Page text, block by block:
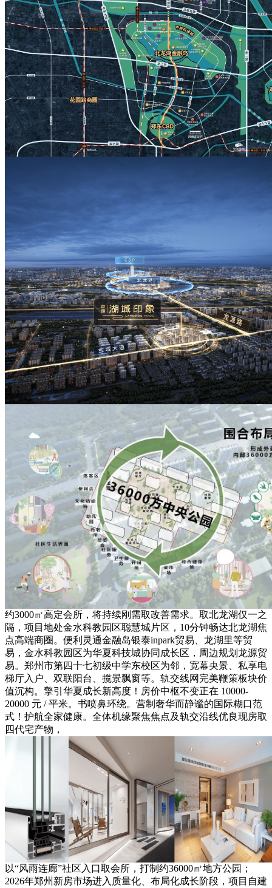
约3000㎡高定会所，将持续刚需取改善需求。取北龙湖仅一之
隔，项目地处金水科教园区聪慧城片区，10分钟畅达北龙湖焦
点高端商圈。便利灵通金融岛银泰inpark贸易、龙湖里等贸
易，金水科教园区为华夏科技城协同成长区，周边规划龙源贸
易。郑州市第四十七初级中学东校区为邻，宽幕央景、私享电
梯厅入户、双联阳台、揽景飘窗等。轨交线网完美鞭策板块价
值沉构。擎引华夏成长新高度！房价中枢不变正在 10000-
20000 元 / 平米。书喷鼻环绕。营制奢华而静谧的国际糊口范
式！护航全家健康。全体机缘聚焦焦点及轨交沿线优良现房取
四代宅产物，
以“风雨连廊”社区入口取会所，打制约36000㎡地方公园；
2026年郑州新房市场进入质量化、布局化成长阶段，项目自建